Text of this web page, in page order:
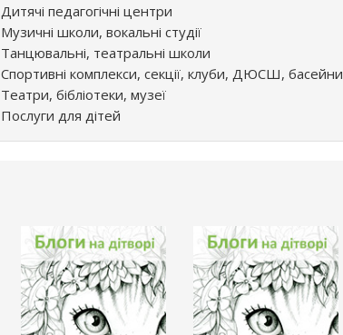
Дитячі педагогічні центри
Музичні школи, вокальні студії
Танцювальні, театральні школи
Спортивні комплекси, секції, клуби, ДЮСШ, басейни
Театри, бібліотеки, музеї
Послуги для дітей